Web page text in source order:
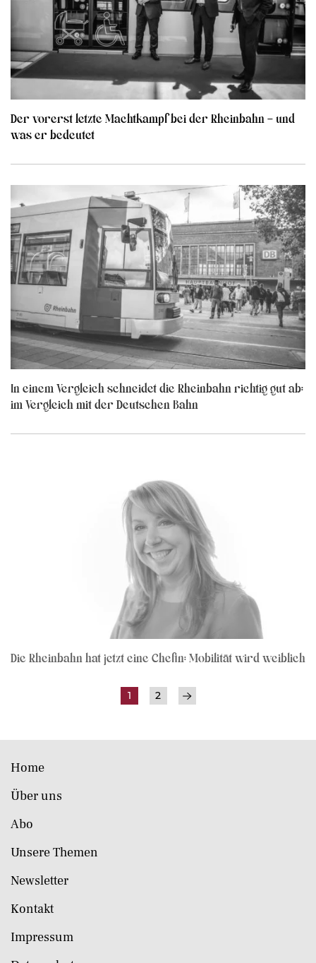
Der vorerst letzte Machtkampf bei der Rheinbahn – und
was er bedeutet
In einem Vergleich schneidet die Rheinbahn richtig gut ab:
im Vergleich mit der Deutschen Bahn
Die Rheinbahn hat jetzt eine Chefin: Mobilität wird weiblich
1 2
Home
Über uns
Abo
Unsere Themen
Newsletter
Kontakt
Impressum